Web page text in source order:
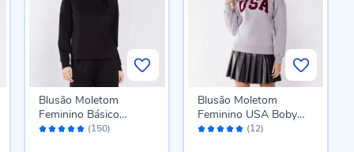
Avaliação: (150)
Blusão Moletom
Feminino Básico
Patricia Foster Preto
Avaliação: (12)
Blusão Moletom
Feminino USA Boby
Blues Mescla